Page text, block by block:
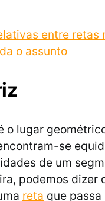
entre retas
o assunto
o lugar
se
de um
podemos dizer
reta que